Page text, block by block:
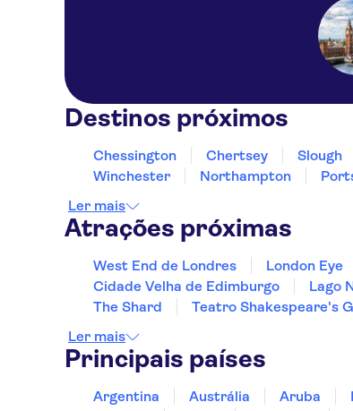
Destinos próximos
Chessington Chertsey Slough
Winchester
Northampton
Ler mais
Atrações próximas
West End de Londres London Eye
Cidade Velha de Edimburgo
Lago
The Shard
Teatro Shakespeare's
Ler mais
Principais países
Argentina Austrália Aruba